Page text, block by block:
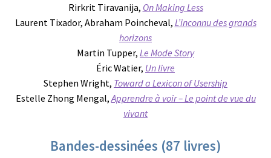
Rirkrit Tiravanija, On Making Less
Laurent Tixador, Abraham Poincheval, L’inconnu des grands
horizons
Martin Tupper, Le Mode Story
Éric Watier, Un livre
Stephen Wright, Toward a Lexicon of Usership
Estelle Zhong Mengal, Apprendre à voir – Le point de vue du
vivant
Bandes-dessinées (87 livres)